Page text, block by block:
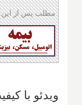
مطلب پس از این
ویدئو با